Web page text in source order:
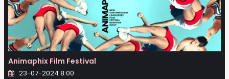
Animaphix Film Festival
23-07-2024 8:00